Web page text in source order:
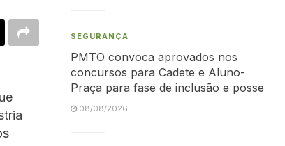
SEGURANÇA
PMTO convoca aprovados nos
concursos para Cadete e Aluno-
Praça para fase de inclusão e posse
08/08/2026